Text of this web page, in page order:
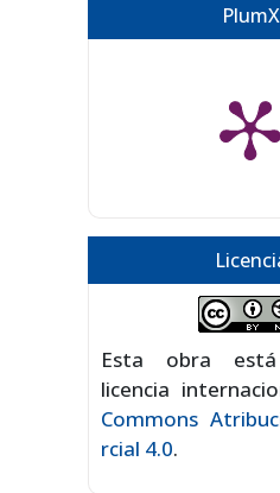
PlumX
Esta obra
licencia
Commons
rcial 4.0.